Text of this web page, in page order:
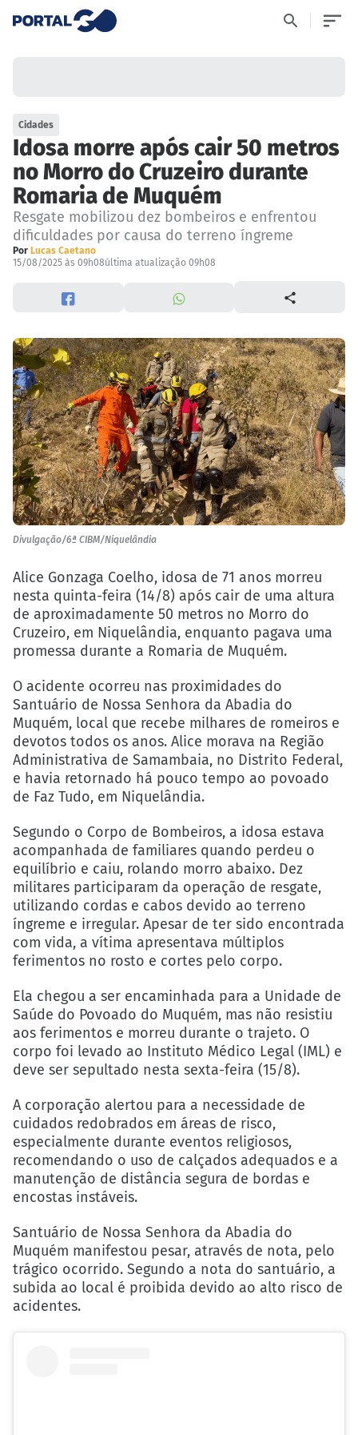
Cidades
Idosa morre após cair 50 metros
no Morro do Cruzeiro durante
Romaria de Muquém
Resgate mobilizou dez bombeiros e enfrentou
dificuldades por causa do terreno íngreme
Por Lucas Caetano
15/08/2025 às 09h08última atualização 09h08
Divulgação/6ª CIBM/Niquelândia
Alice Gonzaga Coelho, idosa de 71 anos morreu
nesta quinta-feira (14/8) após cair de uma altura
de aproximadamente 50 metros no Morro do
Cruzeiro, em Niquelândia, enquanto pagava uma
promessa durante a Romaria de Muquém.
O acidente ocorreu nas proximidades do
Santuário de Nossa Senhora da Abadia do
Muquém, local que recebe milhares de romeiros e
devotos todos os anos. Alice morava na Região
Administrativa de Samambaia, no Distrito Federal,
e havia retornado há pouco tempo ao povoado
de Faz Tudo, em Niquelândia.
Segundo o Corpo de Bombeiros, a idosa estava
acompanhada de familiares quando perdeu o
equilíbrio e caiu, rolando morro abaixo. Dez
militares participaram da operação de resgate,
utilizando cordas e cabos devido ao terreno
íngreme e irregular. Apesar de ter sido encontrada
com vida, a vítima apresentava múltiplos
ferimentos no rosto e cortes pelo corpo.
Ela chegou a ser encaminhada para a Unidade de
Saúde do Povoado do Muquém, mas não resistiu
aos ferimentos e morreu durante o trajeto. O
corpo foi levado ao Instituto Médico Legal (IML) e
deve ser sepultado nesta sexta-feira (15/8).
A corporação alertou para a necessidade de
cuidados redobrados em áreas de risco,
especialmente durante eventos religiosos,
recomendando o uso de calçados adequados e a
manutenção de distância segura de bordas e
encostas instáveis.
Santuário de Nossa Senhora da Abadia do
Muquém manifestou pesar, através de nota, pelo
trágico ocorrido. Segundo a nota do santuário, a
subida ao local é proibida devido ao alto risco de
acidentes.